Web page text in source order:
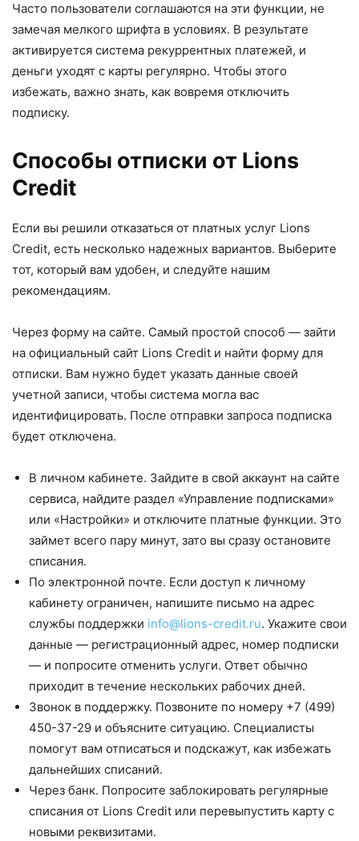
Часто пользователи соглашаются на эти функции, не
замечая мелкого шрифта в условиях. В результате
активируется система рекуррентных платежей, и
деньги уходят с карты регулярно. Чтобы этого
избежать, важно знать, как вовремя отключить
подписку.
Способы отписки от Lions
Credit
Если вы решили отказаться от платных услуг Lions
Credit, есть несколько надежных вариантов. Выберите
тот, который вам удобен, и следуйте нашим
рекомендациям.
Через форму на сайте. Самый простой способ — зайти
на официальный сайт Lions Credit и найти форму для
отписки. Вам нужно будет указать данные своей
учетной записи, чтобы система могла вас
идентифицировать. После отправки запроса подписка
будет отключена.
В личном кабинете. Зайдите в свой аккаунт на сайте
сервиса, найдите раздел «Управление подписками»
или «Настройки» и отключите платные функции. Это
займет всего пару минут, зато вы сразу остановите
списания.
По электронной почте. Если доступ к личному
кабинету ограничен, напишите письмо на адрес
службы поддержки info@lions-credit.ru. Укажите свои
данные — регистрационный адрес, номер подписки
— и попросите отменить услуги. Ответ обычно
приходит в течение нескольких рабочих дней.
Звонок в поддержку. Позвоните по номеру +7 (499)
450-37-29 и объясните ситуацию. Специалисты
помогут вам отписаться и подскажут, как избежать
дальнейших списаний.
Через банк. Попросите заблокировать регулярные
списания от Lions Credit или перевыпустить карту с
новыми реквизитами.